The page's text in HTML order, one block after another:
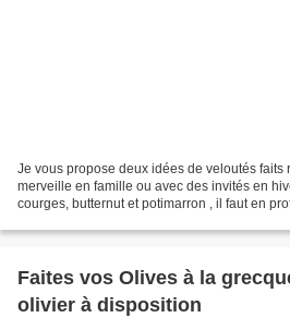
Je vous propose deux idées de veloutés faits
merveille en famille ou avec des invités en
courges, butternut et potimarron , il faut en
Faites vos Olives à la
olivier à disposition